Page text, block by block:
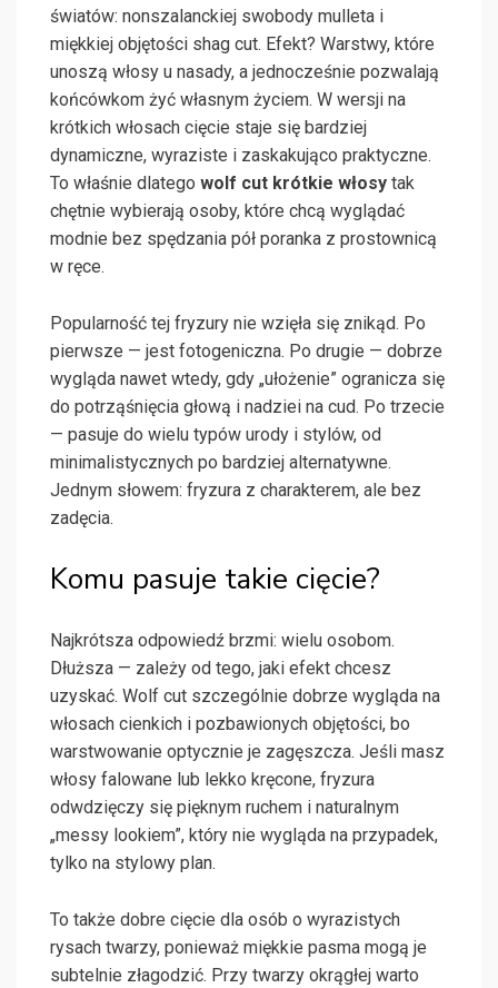
światów: nonszalanckiej swobody mulleta i
miękkiej objętości shag cut. Efekt? Warstwy, które
unoszą włosy u nasady, a jednocześnie pozwalają
końcówkom żyć własnym życiem. W wersji na
krótkich włosach cięcie staje się bardziej
dynamiczne, wyraziste i zaskakująco praktyczne.
To właśnie dlatego wolf cut krótkie włosy tak
chętnie wybierają osoby, które chcą wyglądać
modnie bez spędzania pół poranka z prostownicą
w ręce.
Popularność tej fryzury nie wzięła się znikąd. Po
pierwsze — jest fotogeniczna. Po drugie — dobrze
wygląda nawet wtedy, gdy „ułożenie” ogranicza się
do potrząśnięcia głową i nadziei na cud. Po trzecie
— pasuje do wielu typów urody i stylów, od
minimalistycznych po bardziej alternatywne.
Jednym słowem: fryzura z charakterem, ale bez
zadęcia.
Komu pasuje takie cięcie?
Najkrótsza odpowiedź brzmi: wielu osobom.
Dłuższa — zależy od tego, jaki efekt chcesz
uzyskać. Wolf cut szczególnie dobrze wygląda na
włosach cienkich i pozbawionych objętości, bo
warstwowanie optycznie je zagęszcza. Jeśli masz
włosy falowane lub lekko kręcone, fryzura
odwdzięczy się pięknym ruchem i naturalnym
„messy lookiem”, który nie wygląda na przypadek,
tylko na stylowy plan.
To także dobre cięcie dla osób o wyrazistych
rysach twarzy, ponieważ miękkie pasma mogą je
subtelnie złagodzić. Przy twarzy okrągłej warto